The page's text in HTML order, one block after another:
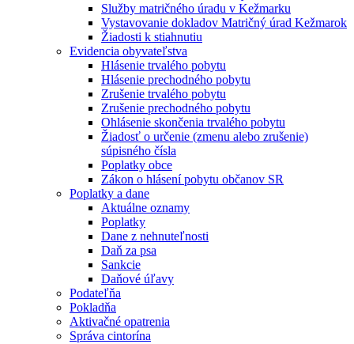
Služby matričného úradu v Kežmarku
Vystavovanie dokladov Matričný úrad Kežmarok
Žiadosti k stiahnutiu
Evidencia obyvateľstva
Hlásenie trvalého pobytu
Hlásenie prechodného pobytu
Zrušenie trvalého pobytu
Zrušenie prechodného pobytu
Ohlásenie skončenia trvalého pobytu
Žiadosť o určenie (zmenu alebo zrušenie)
súpisného čísla
Poplatky obce
Zákon o hlásení pobytu občanov SR
Poplatky a dane
Aktuálne oznamy
Poplatky
Dane z nehnuteľnosti
Daň za psa
Sankcie
Daňové úľavy
Podateľňa
Pokladňa
Aktivačné opatrenia
Správa cintorína